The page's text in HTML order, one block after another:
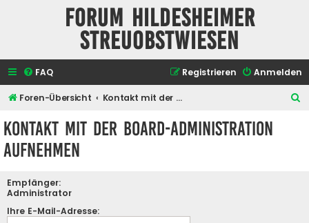
Forum Hildesheimer
Streuobstwiesen
FAQ Anmelden
Registrieren
Foren-Übersicht Kontakt mit der Board-Administration aufnehmen
Kontakt mit der Board-Administration
aufnehmen
Empfänger:
Administrator
Ihre E-Mail-Adresse: